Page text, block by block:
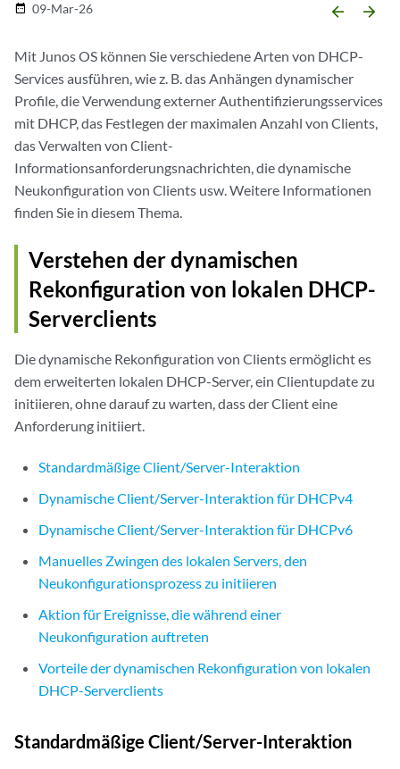
date_range 09-Mar-26 arrow_backward arrow_forward
Mit Junos OS können Sie verschiedene Arten von DHCP-
Services ausführen, wie z. B. das Anhängen dynamischer
Profile, die Verwendung externer Authentifizierungsservices
mit DHCP, das Festlegen der maximalen Anzahl von Clients,
das Verwalten von Client-
Informationsanforderungsnachrichten, die dynamische
Neukonfiguration von Clients usw. Weitere Informationen
finden Sie in diesem Thema.
Verstehen der dynamischen
Rekonfiguration von lokalen DHCP-
Serverclients
Die dynamische Rekonfiguration von Clients ermöglicht es
dem erweiterten lokalen DHCP-Server, ein Clientupdate zu
initiieren, ohne darauf zu warten, dass der Client eine
Anforderung initiiert.
Standardmäßige Client/Server-Interaktion
Dynamische Client/Server-Interaktion für DHCPv4
Dynamische Client/Server-Interaktion für DHCPv6
Manuelles Zwingen des lokalen Servers, den
Neukonfigurationsprozess zu initiieren
Aktion für Ereignisse, die während einer
Neukonfiguration auftreten
Vorteile der dynamischen Rekonfiguration von lokalen
DHCP-Serverclients
Standardmäßige Client/Server-Interaktion